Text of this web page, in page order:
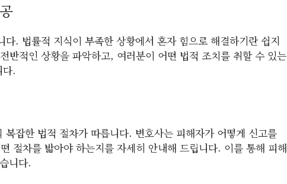
. 법률적 지식이 부족한 상황에서 혼자 힘으로 해결하기란 쉽지
반적인 상황을 파악하고, 여러분이 어떤 법적 조치를 취할 수 있는
.
복잡한 법적 절차가 따릅니다. 변호사는 피해자가 어떻게 신고를
절차를 밟아야 하는지를 자세히 안내해 드립니다. 이를 통해 피해
니다.